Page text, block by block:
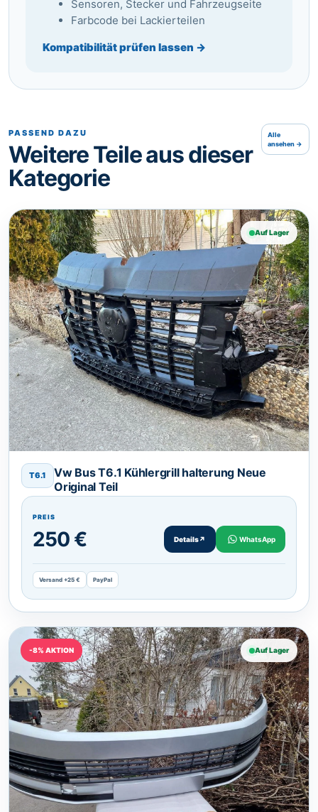
Sensoren, Stecker und Fahrzeugseite
Farbcode bei Lackierteilen
Kompatibilität prüfen lassen →
PASSEND DAZU
Weitere Teile aus dieser
Kategorie
Alle
ansehen →
Auf Lager
T6.1
Vw Bus T6.1 Kühlergrill halterung Neue
Original Teil
PREIS
250 € Details↗ WhatsApp
Versand +25 € PayPal
-8% AKTION Auf Lager